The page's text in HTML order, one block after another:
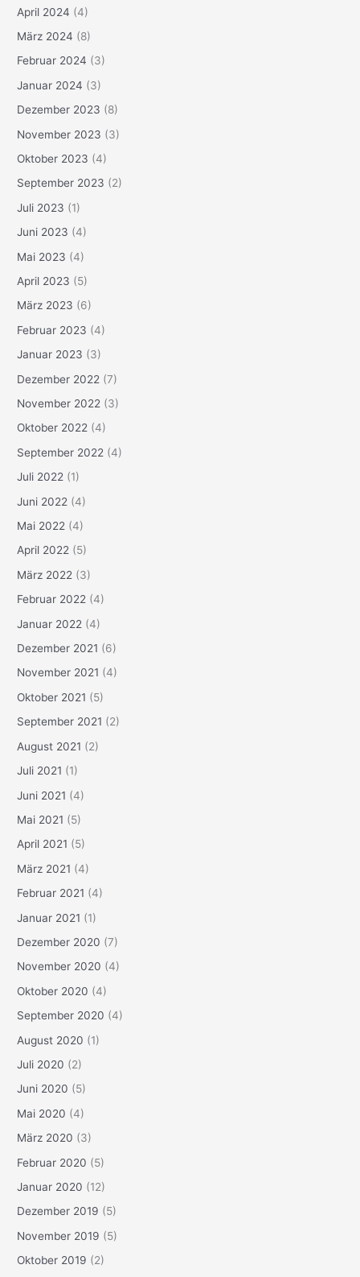
April 2024 (4)
März 2024 (8)
Februar 2024 (3)
Januar 2024 (3)
Dezember 2023 (8)
November 2023 (3)
Oktober 2023 (4)
September 2023 (2)
Juli 2023 (1)
Juni 2023 (4)
Mai 2023 (4)
April 2023 (5)
März 2023 (6)
Februar 2023 (4)
Januar 2023 (3)
Dezember 2022 (7)
November 2022 (3)
Oktober 2022 (4)
September 2022 (4)
Juli 2022 (1)
Juni 2022 (4)
Mai 2022 (4)
April 2022 (5)
März 2022 (3)
Februar 2022 (4)
Januar 2022 (4)
Dezember 2021 (6)
November 2021 (4)
Oktober 2021 (5)
September 2021 (2)
August 2021 (2)
Juli 2021 (1)
Juni 2021 (4)
Mai 2021 (5)
April 2021 (5)
März 2021 (4)
Februar 2021 (4)
Januar 2021 (1)
Dezember 2020 (7)
November 2020 (4)
Oktober 2020 (4)
September 2020 (4)
August 2020 (1)
Juli 2020 (2)
Juni 2020 (5)
Mai 2020 (4)
März 2020 (3)
Februar 2020 (5)
Januar 2020 (12)
Dezember 2019 (5)
November 2019 (5)
Oktober 2019 (2)